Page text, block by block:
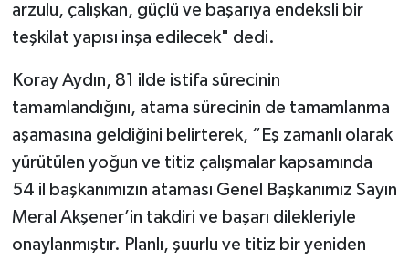
arzulu, çalışkan, güçlü ve başarıya endeksli bir
teşkilat yapısı inşa edilecek" dedi.
Koray Aydın, 81 ilde istifa sürecinin
tamamlandığını, atama sürecinin de tamamlanma
aşamasına geldiğini belirterek, “Eş zamanlı olarak
yürütülen yoğun ve titiz çalışmalar kapsamında
54 il başkanımızın ataması Genel Başkanımız Sayın
Meral Akşener’in takdiri ve başarı dilekleriyle
onaylanmıştır. Planlı, şuurlu ve titiz bir yeniden